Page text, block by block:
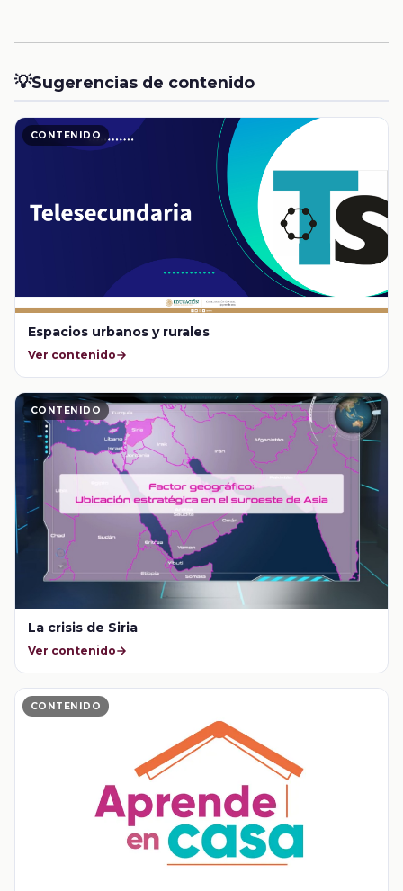
💡Sugerencias de contenido
CONTENIDO
Espacios urbanos y rurales
Ver contenido
CONTENIDO
La crisis de Siria
Ver contenido
CONTENIDO